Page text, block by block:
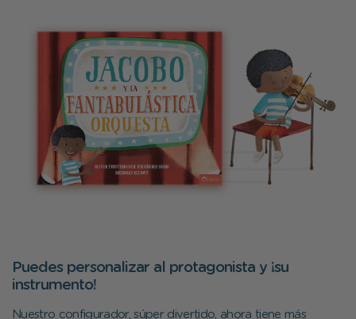
Puedes personalizar al protagonista y ¡su
instrumento!
Nuestro configurador, súper divertido, ahora tiene más